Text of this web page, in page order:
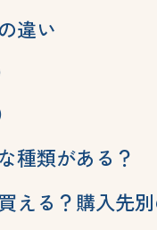
違い
種類がある？
える？購入先